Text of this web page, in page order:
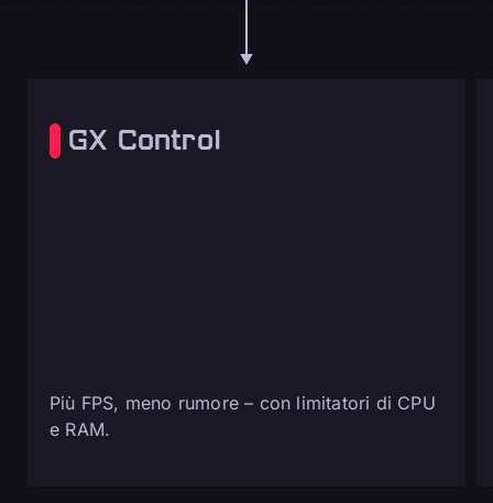
GX Control
Più FPS, meno rumore – con limitatori di CPU
e RAM.